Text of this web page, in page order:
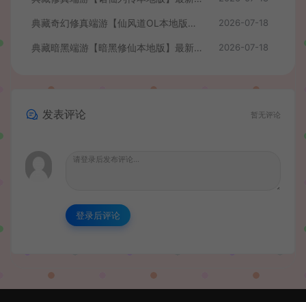
典藏奇幻修真端游【仙风道OL本地版】最新整理Win系服务端+PC客户端+GM工具+详细搭建教程 2026-07-18
典藏暗黑端游【暗黑修仙本地版】最新整理Win系服务端+PC客户端+GM工具+详细搭建教程 2026-07-18
发表评论 暂无评论
登录后评论